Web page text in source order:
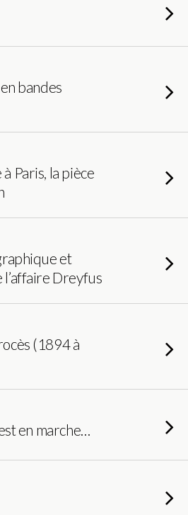
bandes
Paris, la pièce
et
Dreyfus
(1894 à
en marche…